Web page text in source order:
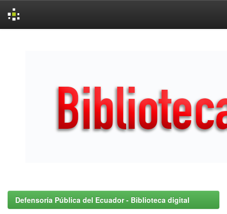
Defensoría Pública del Ecuador - Biblioteca digital